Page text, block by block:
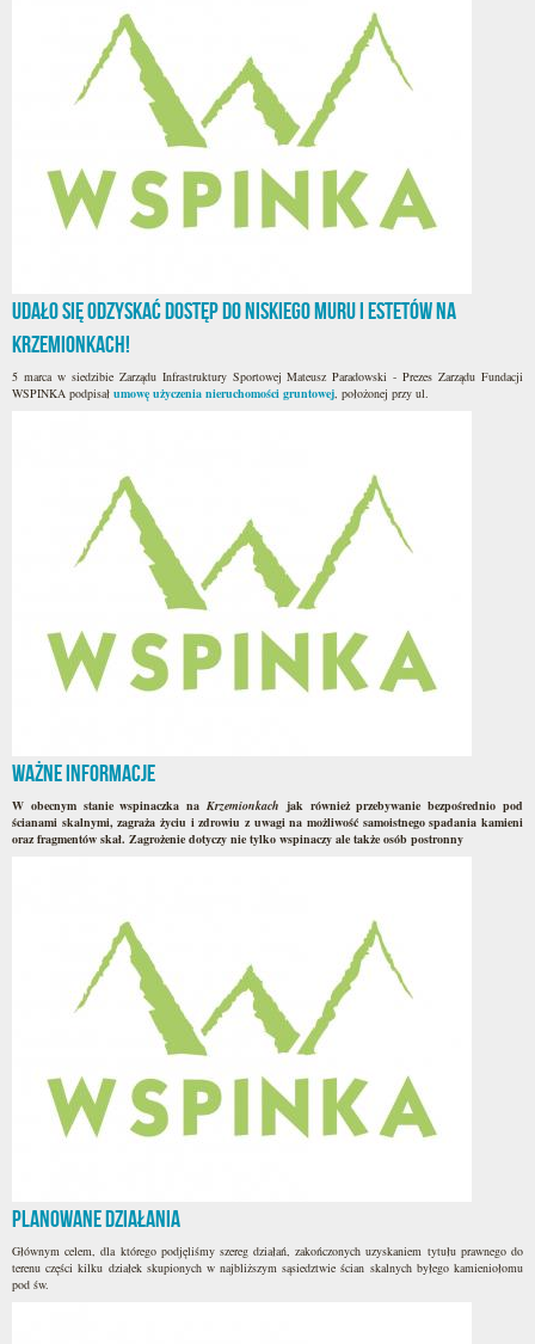
Udało się odzyskać dostęp do Niskiego Muru i Estetów na
Krzemionkach!
5 marca w siedzibie Zarządu Infrastruktury Sportowej Mateusz Paradowski - Prezes Zarządu Fundacji
WSPINKA podpisał umowę użyczenia nieruchomości gruntowej, położonej przy ul.
Ważne informacje
W obecnym stanie wspinaczka na Krzemionkach jak również przebywanie bezpośrednio pod
ścianami skalnymi, zagraża życiu i zdrowiu z uwagi na możliwość samoistnego spadania kamieni
oraz fragmentów skał. Zagrożenie dotyczy nie tylko wspinaczy ale także osób postronny
Planowane działania
Głównym celem, dla którego podjęliśmy szereg działań, zakończonych uzyskaniem tytułu prawnego do
terenu części kilku działek skupionych w najbliższym sąsiedztwie ścian skalnych byłego kamieniołomu
pod św.